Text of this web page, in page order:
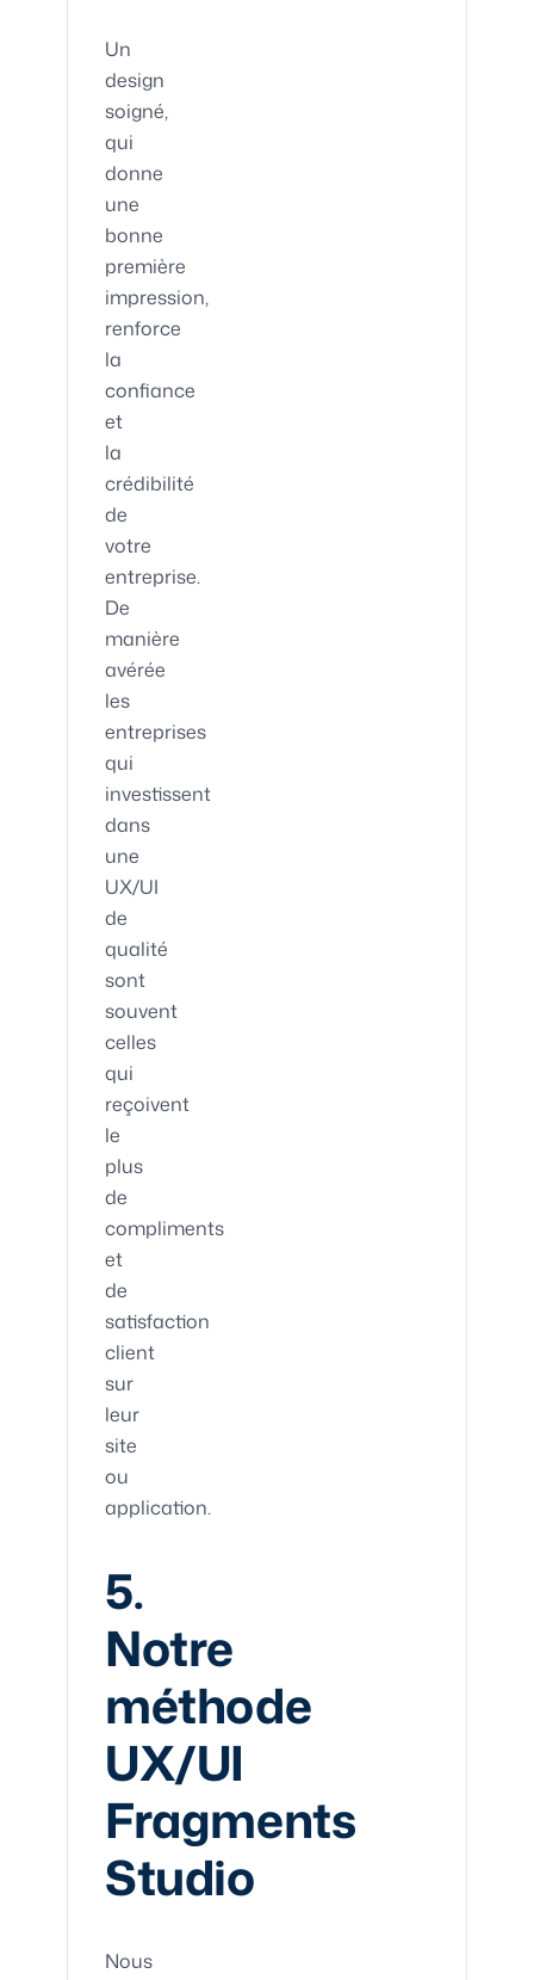
Un
design
soigné,
qui
donne
une
bonne
première
impression,
renforce
la
confiance
et
la
crédibilité
de
votre
entreprise.
De
manière
avérée
les
entreprises
qui
investissent
dans
une
UX/UI
de
qualité
sont
souvent
celles
qui
reçoivent
le
plus
de
compliments
et
de
satisfaction
client
sur
leur
site
ou
application.
5.
Notre
méthode
UX/UI
Fragments
Studio
Nous